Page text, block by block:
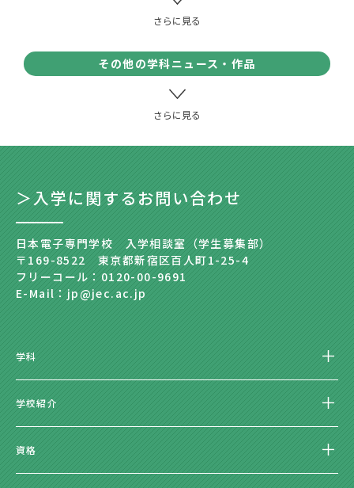
その他の学科ニュース・作品
＞入学に関するお問い合わせ
日本電子専門学校 入学相談室（学生募集部）
〒169-8522 東京都新宿区百人町1-25-4
フリーコール：0120-00-9691
E-Mail：jp@jec.ac.jp
学科
学校紹介
資格